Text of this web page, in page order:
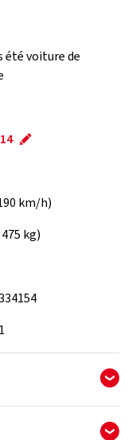
été voiture de
km/h)
kg)